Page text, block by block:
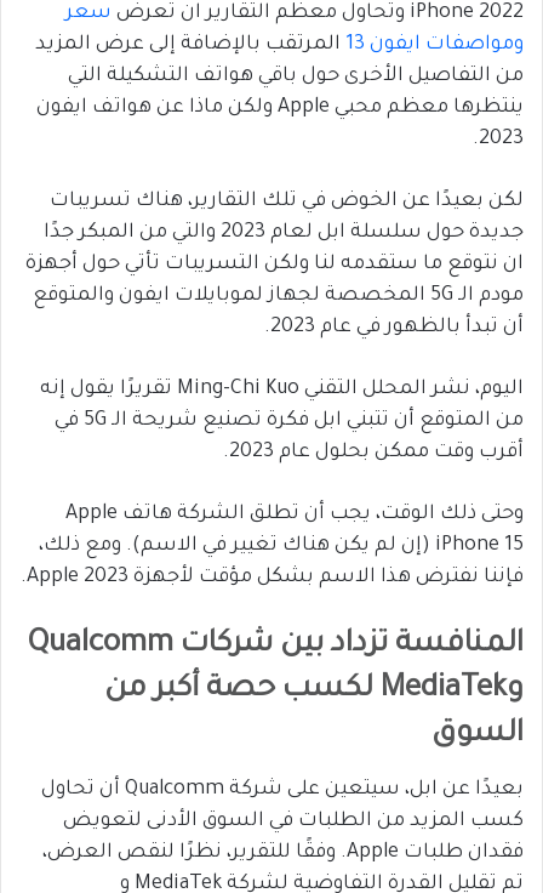
iPhone 2022 وتحاول معظم التقارير ان تعرض
سعر
ومواصفات ايفون 13
المرتقب بالإضافة إلى عرض المزيد
من التفاصيل الأخرى حول باقي هواتف التشكيلة التي
ينتظرها معظم محبي Apple ولكن ماذا عن هواتف ايفون
2023.
لكن بعيدًا عن الخوض في تلك التقارير، هناك تسريبات
جديدة حول سلسلة ابل لعام 2023 والتي من المبكر جدًا
ان نتوقع ما ستقدمه لنا ولكن التسريبات تأتي حول أجهزة
مودم الـ 5G المخصصة لجهاز لموبايلات ايفون والمتوقع
أن تبدأ بالظهور في عام 2023.
اليوم، نشر المحلل التقني Ming-Chi Kuo تقريرًا يقول إنه
من المتوقع أن تتبني ابل فكرة تصنيع شريحة الـ 5G في
أقرب وقت ممكن بحلول عام 2023.
وحتى ذلك الوقت، يجب أن تطلق الشركة هاتف Apple
iPhone 15 (إن لم يكن هناك تغيير في الاسم). ومع ذلك،
فإننا نفترض هذا الاسم بشكل مؤقت لأجهزة Apple 2023.
المنافسة تزداد بين شركات Qualcomm
وMediaTek لكسب حصة أكبر من
السوق
بعيدًا عن ابل، سيتعين على شركة Qualcomm أن تحاول
كسب المزيد من الطلبات في السوق الأدنى لتعويض
فقدان طلبات Apple. وفقًا للتقرير، نظرًا لنقص العرض،
تم تقليل القدرة التفاوضية لشركة MediaTek و